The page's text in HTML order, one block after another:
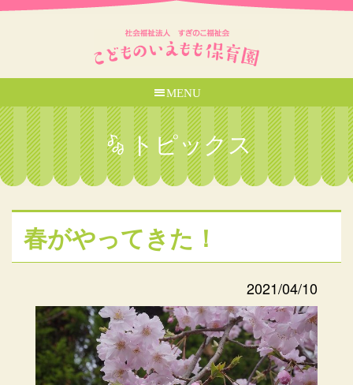
MENU
トピックス
春がやってきた！
2021/04/10